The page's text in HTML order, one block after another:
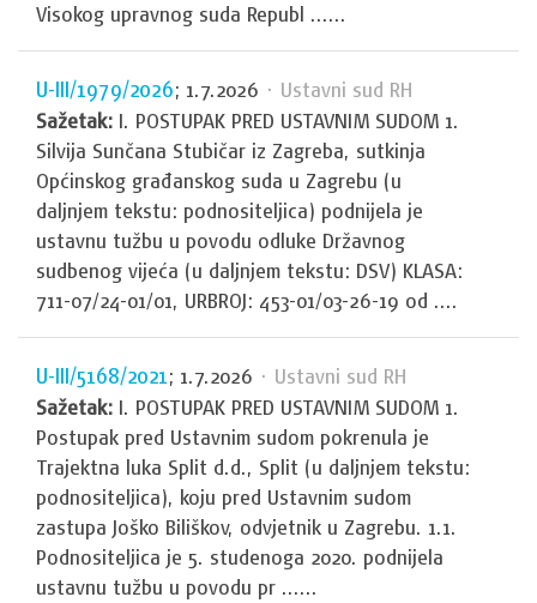
Visokog upravnog suda Republ ......
U-III/1979/2026; 1.7.2026 · Ustavni sud RH
Sažetak: I. POSTUPAK PRED USTAVNIM SUDOM 1.
Silvija Sunčana Stubičar iz Zagreba, sutkinja
Općinskog građanskog suda u Zagrebu (u
daljnjem tekstu: podnositeljica) podnijela je
ustavnu tužbu u povodu odluke Državnog
sudbenog vijeća (u daljnjem tekstu: DSV) KLASA:
711-07/24-01/01, URBROJ: 453-01/03-26-19 od ....
U-III/5168/2021; 1.7.2026 · Ustavni sud RH
Sažetak: I. POSTUPAK PRED USTAVNIM SUDOM 1.
Postupak pred Ustavnim sudom pokrenula je
Trajektna luka Split d.d., Split (u daljnjem tekstu:
podnositeljica), koju pred Ustavnim sudom
zastupa Joško Biliškov, odvjetnik u Zagrebu. 1.1.
Podnositeljica je 5. studenoga 2020. podnijela
ustavnu tužbu u povodu pr ......